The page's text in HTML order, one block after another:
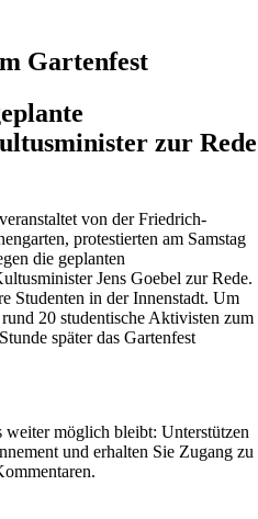
Gartenfest
zur Rede
von der Friedrich-
protestierten am Samstag
die geplanten
Jens Goebel zur Rede.
Studenten in der Innenstadt. Um
20 studentische Aktivisten zum
später das Gartenfest
möglich bleibt: Unterstützen
und erhalten Sie Zugang zu